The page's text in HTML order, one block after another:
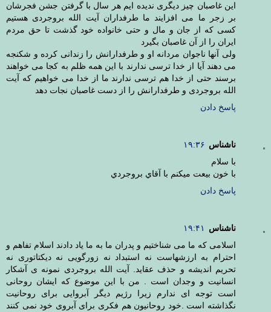
این غاصبان چیز دیگری ندیده ایم هر سال با گرفتن جشن فجرشان
بر زجر ما می افزایند ما طرفداران آیت الله بروجردی هستیم
کسی که از جان و مال و حتی خانواده خود گذشت تا حق مردم
ایران را از آن غاصبان بگیرد
ولی آنها ناجوان مردانه او و طرفدارانش را زندانی کرده و شکنجه
می دهند آیا از خدا ترسی ندارند با این همه ظلم به کجا می خواهند
برسند حتی از خدا هم ترسی ندارند ما از خدا می خواهیم که آیت
الله بروجردی و طرفدارانش را از دست غاصبان نجات دهد
پاسخ دادن
ناشناس ۱۹:۳۶
با سلام
با خون بيعت ميكنم با آقاي بروجردي
پاسخ دادن
ناشناس
۱۹:۴۱
اسلامی که ما می شناختیم و پدران ما به ما یاد دادند اسلام تفاهم و
احترام به ارزشهاست نه استبداد نه زورگویی نه دیکتاتوری نه
تحریم اندیشه و حذف عقاید. آیت الله بروجردی نمونه ی آشکار
انسانیت و وجدان است . من با این موضوع که ایشان روحانی
است توجه ای ندارم زیرا رژیم دیگر آبروایی برای روحانیت
نگذاشته است .خود روحانیون هم فکری برای آبروی خود نمی کنند